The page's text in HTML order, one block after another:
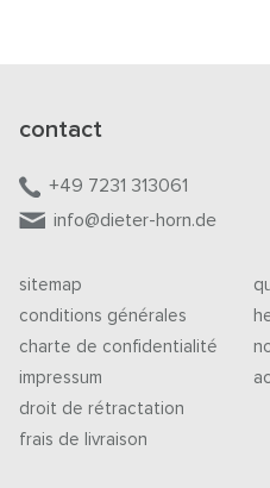
contact
+49 7231 313061
info@dieter-horn.de
sitemap
conditions générales
charte de confidentialité
impressum
droit de rétractation
frais de livraison